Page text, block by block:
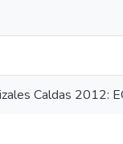
Caldas 2012: